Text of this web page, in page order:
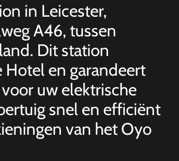
in Leicester,
A46, tussen
Dit station
en garandeert
uw elektrische
snel en efficiënt
van het Oyo